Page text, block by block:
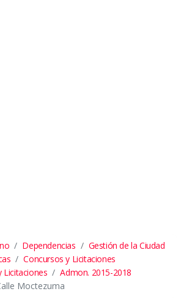
Dependencias
Gestión de la Ciudad
Concursos y Licitaciones
Licitaciones
Admon. 2015-2018
Moctezuma